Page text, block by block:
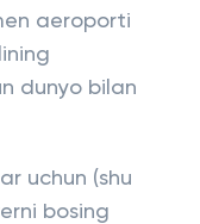
aeroporti
dunyo bilan
uchun (shu
bosing